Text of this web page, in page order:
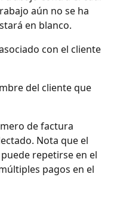
aún no se ha
en blanco.
con el cliente
del cliente que
de factura
Nota que el
repetirse en el
pagos en el